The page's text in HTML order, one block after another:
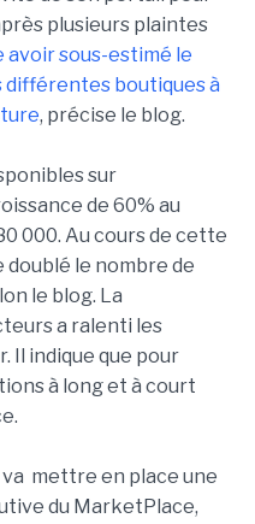
plusieurs plaintes
avoir sous-estimé le
boutiques à
, précise le blog.
sur
de 60% au
000. Au cours de cette
doublé le nombre de
le blog. La
a ralenti les
Il indique que pour
à long et à court
mettre en place une
du MarketPlace,